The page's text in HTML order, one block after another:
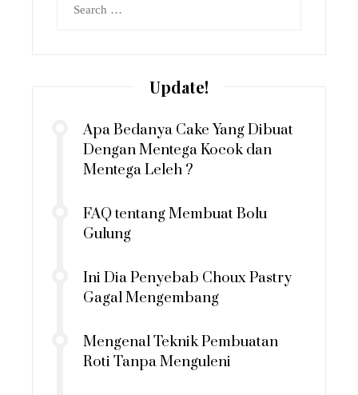
Update!
Apa Bedanya Cake Yang Dibuat
Dengan Mentega Kocok dan
Mentega Leleh ?
FAQ tentang Membuat Bolu
Gulung
Ini Dia Penyebab Choux Pastry
Gagal Mengembang
Mengenal Teknik Pembuatan
Roti Tanpa Menguleni